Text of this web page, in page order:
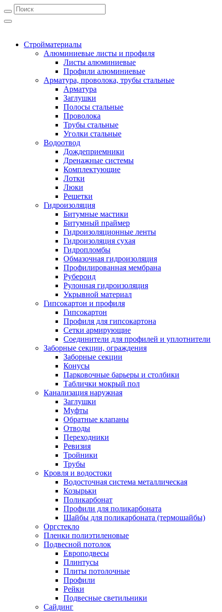
Стройматериалы
Алюминиевые листы и профиля
Листы алюминиевые
Профили алюминиевые
Арматура, проволока, трубы стальные
Арматура
Заглушки
Полосы стальные
Проволока
Трубы стальные
Уголки стальные
Водоотвод
Дождеприемники
Дренажные системы
Комплектующие
Лотки
Люки
Решетки
Гидроизоляция
Битумные мастики
Битумный праймер
Гидроизоляционные ленты
Гидроизоляция сухая
Гидропломбы
Обмазочная гидроизоляция
Профилированная мембрана
Рубероид
Рулонная гидроизоляция
Укрывной материал
Гипсокартон и профиля
Гипсокартон
Профиля для гипсокартона
Сетки армирующие
Соединители для профилей и уплотнители
Заборные секции, ограждения
Заборные секции
Конусы
Парковочные барьеры и столбики
Таблички мокрый пол
Канализация наружная
Заглушки
Муфты
Обратные клапаны
Отводы
Переходники
Ревизия
Тройники
Трубы
Кровля и водостоки
Водосточная система металлическая
Козырьки
Поликарбонат
Профили для поликарбоната
Шайбы для поликарбоната (термошайбы)
Оргстекло
Пленки полиэтиленовые
Подвесной потолок
Европодвесы
Плинтусы
Плиты потолочные
Профили
Рейки
Подвесные светильники
Сайдинг